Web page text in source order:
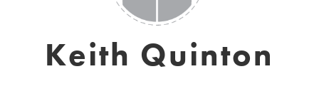
Keith Quinton